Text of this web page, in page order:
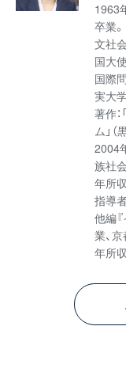
1963
卒業
文社
国大
国際
実大
著作
ム」
2004
族社
年所
指導
他編
業、
年所収